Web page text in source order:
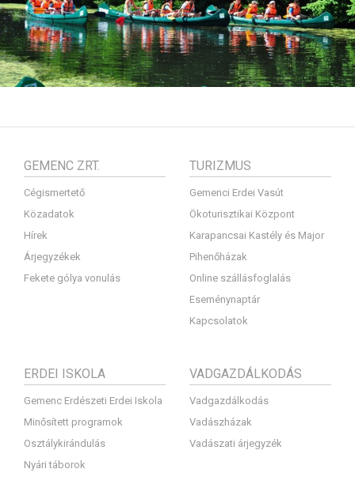
GEMENC ZRT.
Cégismertető
Közadatok
Hírek
Árjegyzékek
Fekete gólya vonulás
TURIZMUS
Gemenci Erdei Vasút
Ökoturisztikai Központ
Karapancsai Kastély és Major
Pihenőházak
Online szállásfoglalás
Eseménynaptár
Kapcsolatok
ERDEI ISKOLA
Gemenc Erdészeti Erdei Iskola
Minősített programok
Osztálykirándulás
Nyári táborok
VADGAZDÁLKODÁS
Vadgazdálkodás
Vadászházak
Vadászati árjegyzék